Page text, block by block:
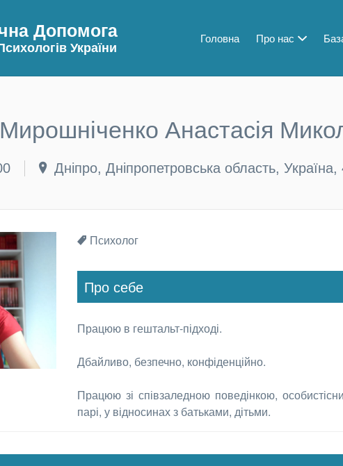
Допомога
України
Головна Про нас
Мирошніченко Анастасія
Дніпро, Дніпропетровська область, Україна,
Психолог
Про себе
Працюю в гештальт-підході.
Дбайливо, безпечно, конфіденційно.
Працюю зі співзаледною поведінкою,
парі, у відносинах з батьками, дітьми.